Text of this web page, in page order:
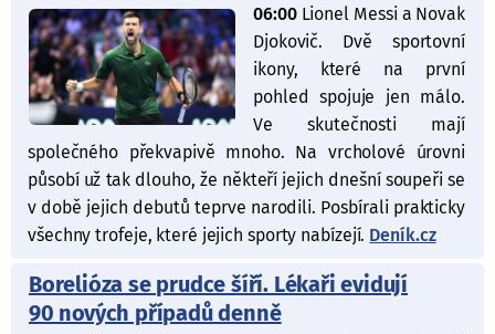
06:00Lionel Messi a Novak
Djokovič. Dvě sportovní
ikony, které na první
pohled spojuje jen málo.
Ve skutečnosti mají
společného překvapivě mnoho. Na vrcholové úrovni
působí už tak dlouho, že někteří jejich dnešní soupeři se
v době jejich debutů teprve narodili. Posbírali prakticky
všechny trofeje, které jejich sporty nabízejí.Deník.cz
Borelióza se prudce šíří. Lékaři evidují
90 nových případů denně